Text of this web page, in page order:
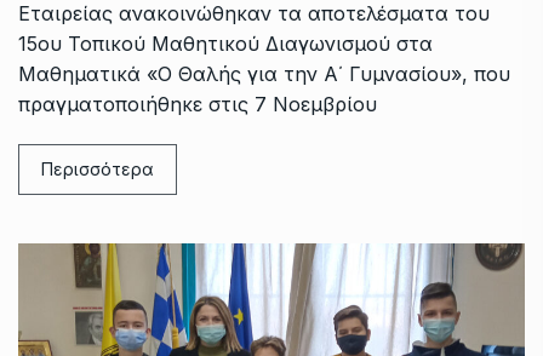
Εταιρείας ανακοινώθηκαν τα αποτελέσματα του
15ου Τοπικού Μαθητικού Διαγωνισμού στα
Μαθηματικά «Ο Θαλής για την Α΄ Γυμνασίου», που
πραγματοποιήθηκε στις 7 Νοεμβρίου
Περισσότερα